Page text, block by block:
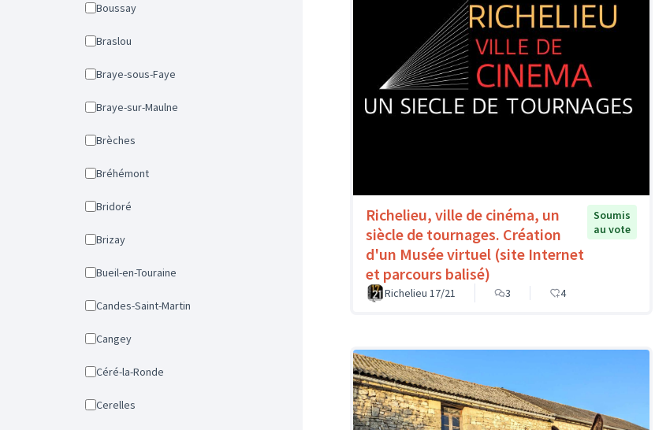
Boussay
Braslou
Braye-sous-Faye
Braye-sur-Maulne
Brèches
Bréhémont
Bridoré
Brizay
Bueil-en-Touraine
Candes-Saint-Martin
Cangey
Céré-la-Ronde
Cerelles
Richelieu, ville de cinéma, un
siècle de tournages. Création
d'un Musée virtuel (site Internet
et parcours balisé)
Soumis
au vote
Richelieu 17/21 3 4